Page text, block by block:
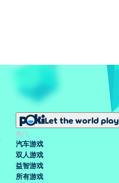
Let the world play
热门
汽车游戏
双人游戏
益智游戏
所有游戏